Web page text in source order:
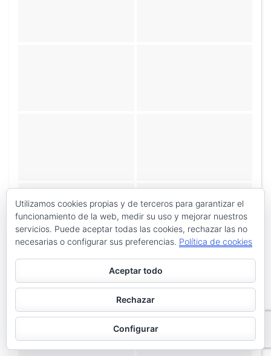
Utilizamos cookies propias y de terceros para garantizar el
funcionamiento de la web, medir su uso y mejorar nuestros
servicios. Puede aceptar todas las cookies, rechazar las no
necesarias o configurar sus preferencias. Política de cookies
Aceptar todo
Rechazar
Configurar